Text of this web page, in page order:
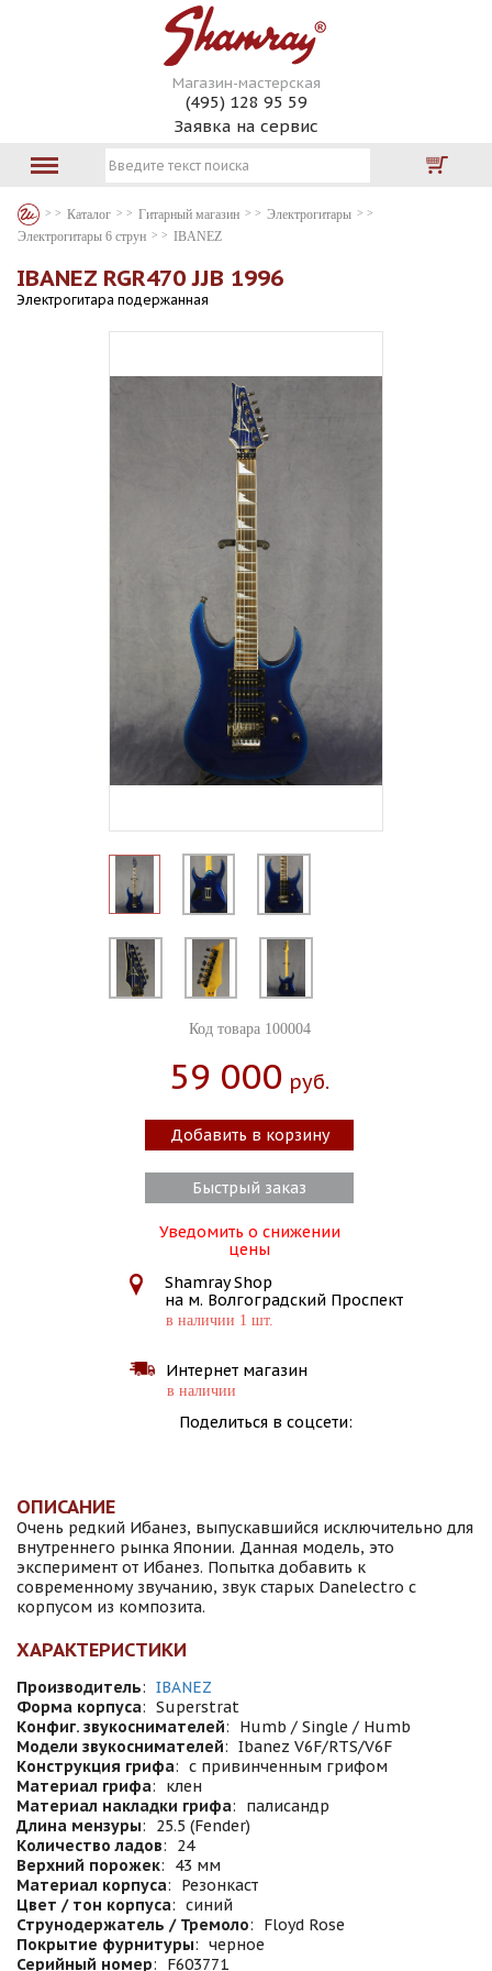
Магазин-мастерская
(495) 128 95 59
Заявка на сервис
Каталог Гитарный магазин
Электрогитары
Электрогитары 6 струн
IBANEZ
IBANEZ RGR470 JJB 1996
Электрогитара подержанная
Код товара 100004
59 000 Руб.
Добавить в корзину
Быстрый заказ
Уведомить о снижении
цены
Shamray Shop
на м. Волгоградский Проспект
в наличии 1 шт.
Интернет магазин
в наличии
Поделиться в соцсети:
ОПИСАНИЕ
Очень редкий Ибанез, выпускавшийся исключительно для
внутреннего рынка Японии. Данная модель, это
эксперимент от Ибанез. Попытка добавить к
современному звучанию, звук старых Danelectro с
корпусом из композита.
ХАРАКТЕРИСТИКИ
Производитель: IBANEZ
Форма корпуса: Superstrat
Конфиг. звукоснимателей:
Humb / Single / Humb
Модели звукоснимателей: Ibanez V6F/RTS/V6F
Конструкция грифа: с привинченным грифом
Материал грифа:
клен
Материал накладки грифа:
палисандр
Длина мензуры:
25.5 (Fender)
Количество ладов:
24
Верхний порожек:
43 мм
Материал корпуса:
Резонкаст
Цвет / тон корпуса: синий
Струнодержатель / Тремоло:
Floyd Rose
Покрытие фурнитуры: черное
Серийный номер: F603771